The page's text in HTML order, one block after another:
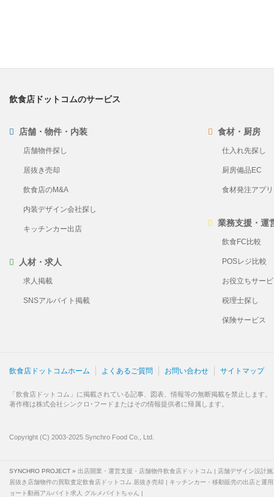
飲食店ドットコムのサービス
店舗・物件・内装
店舗物件探し
居抜き売却
飲食店のM&A
内装デザイン会社探し
キッチンカー出店
人材・求人
求人掲載
SNSアルバイト掲載
食材・厨房
仕入れ先探し
厨房備品EC
食材発注アプ
業務支援・運
飲食FC比較
POSレジ比較
お役立ちサー
税理士探し
保険サービス
飲食店ドットコムホーム よくあるご質問 お問い合わせ サイトマップ
「飲食店ドットコム」に掲載されている記事、図表、情報等の無断掲載を禁止します。
著作権は株式会社シンクロ･フードまたはその情報提供者に帰属します。
Copyright (C) 2003-2025 Synchro Food Co., Ltd.
SYNCHRO PROJECT » 出店開業・運営支援・店舗物件飲食店ドットコム
店舗デザイン設計
居抜き店舗物件の買取査定飲食店ドットコム 居抜き売却
キッチンカー・移動販売の出店と運
ョート動画アルバイト求人 グルメバイトちゃん